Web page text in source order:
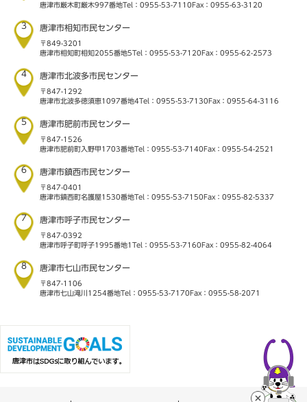
唐津市厳木町厳木997番地Tel：0955-53-7110 Fax：0955-63-3120
3 唐津市相知市民センター
〒849-3201
唐津市相知町相知2055番地5Tel：0955-53-7120 Fax：0955-62-2573
4 唐津市北波多市民センター
〒847-1292
唐津市北波多徳須恵1097番地4Tel：0955-53-7130 Fax：0955-64-3116
5 唐津市肥前市民センター
〒847-1526
唐津市肥前町入野甲1703番地Tel：0955-53-7140 Fax：0955-54-2521
6 唐津市鎮西市民センター
〒847-0401
唐津市鎮西町名護屋1530番地Tel：0955-53-7150 Fax：0955-82-5337
7 唐津市呼子市民センター
〒847-0392
唐津市呼子町呼子1995番地1 Tel：0955-53-7160 Fax：0955-82-4064
8 唐津市七山市民センター
〒847-1106
唐津市七山滝川1254番地Tel：0955-53-7170 Fax：0955-58-2071